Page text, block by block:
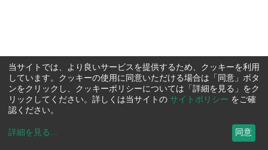
当サイトでは、より良いサービスを提供するため、クッキーを利用
しています。クッキーの使用に同意いただける場合は「同意」ボタ
ンをクリックし、クッキーポリシーについては「詳細を見る」をク
リックしてください。詳しくは当サイトの サイトポリシー をご確
認ください。
詳細を見る ... 同意